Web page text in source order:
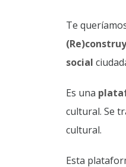
Te
social
Es una
cultural. Se
cultural.
Esta